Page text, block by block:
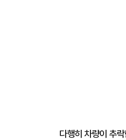
다행히 차량이 추